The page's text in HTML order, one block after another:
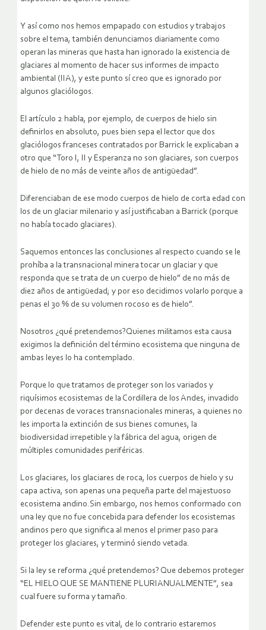
Y así como nos hemos empapado con estudios y trabajos
sobre el tema, también denunciamos diariamente como
operan las mineras que hasta han ignorado la existencia de
glaciares al momento de hacer sus informes de impacto
ambiental (IIA), y este punto sí creo que es ignorado por
algunos glaciólogos.
El artículo 2 habla, por ejemplo, de cuerpos de hielo sin
definirlos en absoluto, pues bien sepa el lector que dos
glaciólogos franceses contratados por Barrick le explicaban a
otro que “Toro I, II y Esperanza no son glaciares, son cuerpos
de hielo de no más de veinte años de antigüedad”.
Diferenciaban de ese modo cuerpos de hielo de corta edad con
los de un glaciar milenario y así justificaban a Barrick (porque
no había tocado glaciares).
Saquemos entonces las conclusiones al respecto cuando se le
prohíba a la transnacional minera tocar un glaciar y que
responda que se trata de un cuerpo de hielo” de no más de
diez años de antigüedad; y por eso decidimos volarlo porque a
penas el 30 % de su volumen rocoso es de hielo”.
Nosotros ¿qué pretendemos?Quienes militamos esta causa
exigimos la definición del término ecosistema que ninguna de
ambas leyes lo ha contemplado.
Porque lo que tratamos de proteger son los variados y
riquísimos ecosistemas de la Cordillera de los Andes, invadido
por decenas de voraces transnacionales mineras, a quienes no
les importa la extinción de sus bienes comunes, la
biodiversidad irrepetible y la fábrica del agua, origen de
múltiples comunidades periféricas.
Los glaciares, los glaciares de roca, los cuerpos de hielo y su
capa activa, son apenas una pequeña parte del majestuoso
ecosistema andino.Sin embargo, nos hemos conformado con
una ley que no fue concebida para defender los ecosistemas
andinos pero que significa al menos el primer paso para
proteger los glaciares, y terminó siendo vetada.
Si la ley se reforma ¿qué pretendemos? Que debemos proteger
“EL HIELO QUE SE MANTIENE PLURIANUALMENTE”, sea
cual fuere su forma y tamaño.
Defender este punto es vital, de lo contrario estaremos